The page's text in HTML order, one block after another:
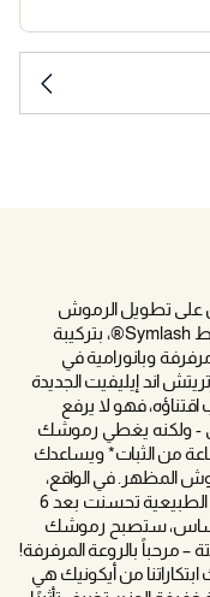
على تطويل الرموش
وتجعيدها ورفعها باستخدام عامل النمو النشط Symlash®، بتركيبة
وبانورامية في
اند إيليفيت الجديدة
فهو لا يرفع
- ولكنه يغطي رموشك
محببة للرموش لمدة تصل إلى 14 ساعة من الثبات* ويساعدك
المظهر. في الواقع،
قال 76% من المستهلكين أن حالة رموشهم الطبيعية تحسنت بعد 6
ستصبح رموشك
مرحباً بالروعة المرفرفة!
من أيكونيك هي